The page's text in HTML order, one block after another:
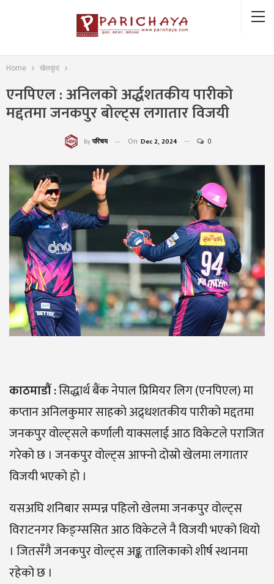
Home खेलकुद
एनपिएल : अनिलको अर्द्धशतकीय पारीको
मद्दतमा जनकपुर बोल्ट्स लगातार विजयी
By परिचय On Dec 2, 2024 0
काठमाडौं :सिद्धार्थ बैंक नेपाल प्रिमियर लिग (एनपिएल) मा
कप्तान अनिलकुमार साहको अद्र्धशतकीय पारीको मद्दतमा
जनकपुर वोल्ट्सले कर्णाली याक्सलाई आठ विकेटले पराजित
गरेको छ । जनकपुर वोल्ट्स आफ्नो दोस्रो खेलमा लगातार
विजयी भएको हो ।
यसअघि शनिबार सम्पन्न पहिलो खेलमा जनकपुर वोल्ट्स
विराटनगर किङ्ग्ससित आठ विकेटले नै विजयी भएको थियो
। जितसँगै जनकपुर वोल्ट्स अङ्क तालिकाको शीर्ष स्थानमा
रहेको छ ।